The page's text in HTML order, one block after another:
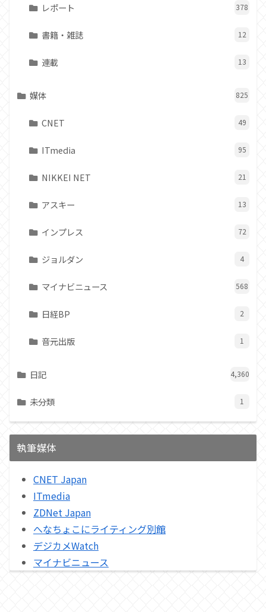
レポート 378
書籍・雑誌 12
連載 13
媒体 825
CNET 49
ITmedia 95
NIKKEI NET 21
アスキー 13
インプレス 72
ジョルダン 4
マイナビニュース 568
日経BP 2
音元出版 1
日記 4,360
未分類 1
執筆媒体
CNET Japan
ITmedia
ZDNet Japan
へなちょこにライティング別館
デジカメWatch
マイナビニュース